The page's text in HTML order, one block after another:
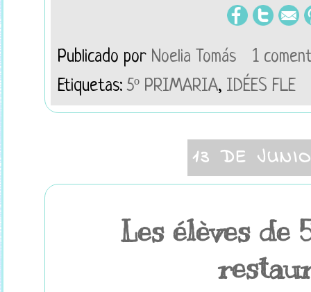
Publicado por Noelia Tomás
1
Etiquetas:5º PRIMARIA, IDÉES FLE
13 DE
Les élèves de